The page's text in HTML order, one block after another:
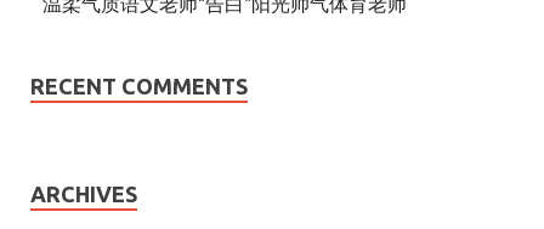
RECENT COMMENTS
ARCHIVES